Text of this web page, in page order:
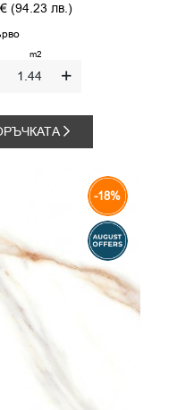
(94.23 лв.)
m2
-18%